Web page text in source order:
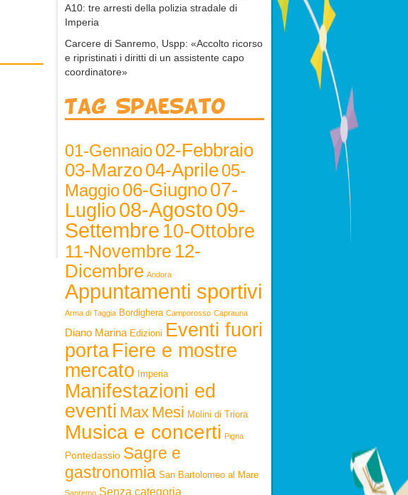
A10: tre arresti della polizia stradale di
Imperia
Carcere di Sanremo, Uspp: «Accolto ricorso
e ripristinati i diritti di un assistente capo
coordinatore»
Tag Spaesato
01-Gennaio02-Febbraio
03-Marzo04-Aprile05-
Maggio06-Giugno07-
Luglio 08-Agosto09-
Settembre 10-Ottobre
11-Novembre 12-
Dicembre Andora
Appuntamenti sportivi
Arma di Taggia Bordighera Camporosso Caprauna
Diano Marina Edizioni Eventi fuori
porta Fiere e mostre
mercato
Imperia
Manifestazioni ed
eventi Max Mesi Molini di Triora
Musica e concerti Pigna
Pontedassio Sagre e
gastronomia San Bartolomeo al Mare
Sanremo Senza categoria